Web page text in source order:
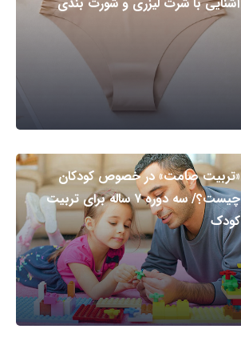
«تربیت صامت» در خصوص کودکان
چیست؟/ سه دوره ۷ ساله برای تربیت
کودک